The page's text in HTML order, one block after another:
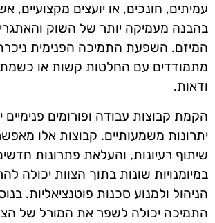
עמיתים, חונכים, או יועצים מקצועיים,
בהבנה מעמיקה יותר של השוק
המיזם. השפעת התמיכה הפנימית
מתמודדים עם החלטות קשות או
ודאות.
הקמת קבוצות עבודה ופורומים פנימיים
יתרונות משמעותיים. קבוצות אלו
שיתוף רעיונות, והעלאת פתרונות
במיומנויות שונות בתוך הצוות יכולה
הניהול ולמנוע סכנות פוטנציאליות.
התמיכה יכולה לשפר את המורל של